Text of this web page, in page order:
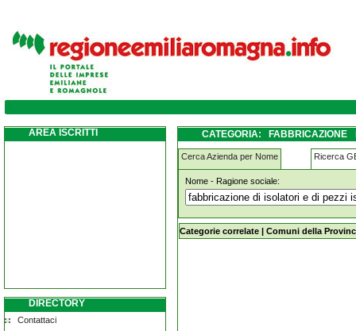
fabbricazione-di-isolatori-e-di-pezzi-
AREA ISCRITTI
DIRECTORY
Contattaci
CATEGORIA:
MEDOLLA
Cerca Azienda per Nome Ricerca
Nome - Ragione sociale:
fabbricazione-di-isolatori-e-di-
Categorie correlate | Comuni della